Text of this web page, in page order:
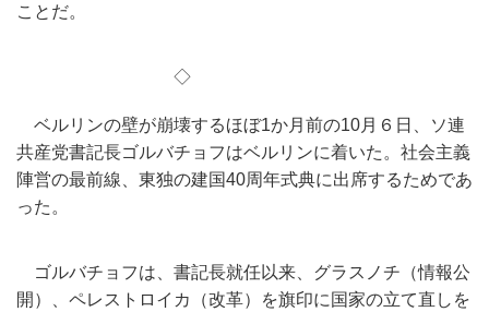
ことだ。
◇
ベルリンの壁が崩壊するほぼ1か月前の10月６日、
ソ連
共産党書記長ゴルバチョフはベルリンに着いた。 社会主義
陣営の最前線、東独の建国40周年式典に出席するためであ
った。
ゴルバチョフは、書記長就任以来、グラスノチ（情報公
開）、 ペレストロイカ（改革）を旗印に国家の立て直しを